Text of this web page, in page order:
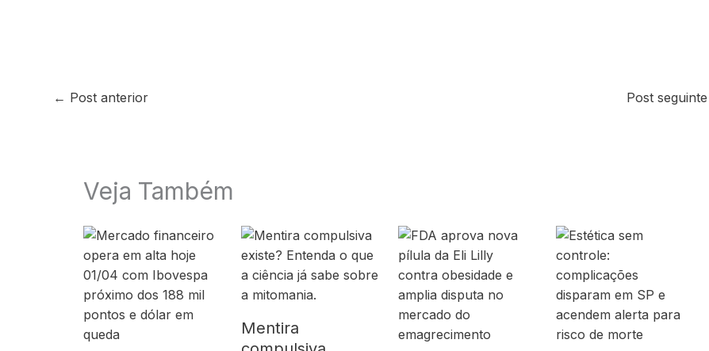
← Post anterior Post seguinte
Veja Também
Mentira